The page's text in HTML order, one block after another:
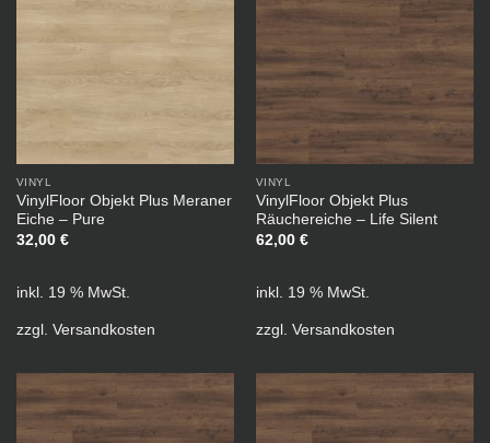
VINYL
VinylFloor Objekt Plus Meraner
Eiche – Pure
32,00 €
inkl. 19 % MwSt.
zzgl. Versandkosten
VINYL
VinylFloor Objekt Plus
Räuchereiche – Life Silent
62,00 €
inkl. 19 % MwSt.
zzgl. Versandkosten